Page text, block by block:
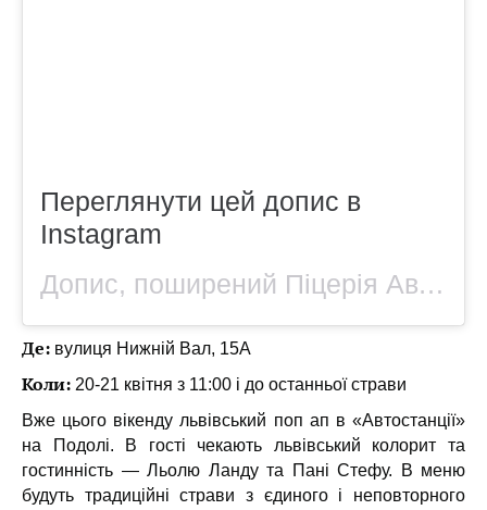
Переглянути цей допис в
Instagram
Допис, поширений Піцерія Автостанція (@avtostantsia.pizza)
Де: вулиця Нижній Вал, 15А
Коли: 20-21 квітня з 11:00 і до останньої страви
Вже цього вікенду львівський поп ап в «Автостанції»
на Подолі. В гості чекають львівський колорит та
гостинність — Льолю Ланду та Пані Стефу. В меню
будуть традиційні страви з єдиного і неповторного